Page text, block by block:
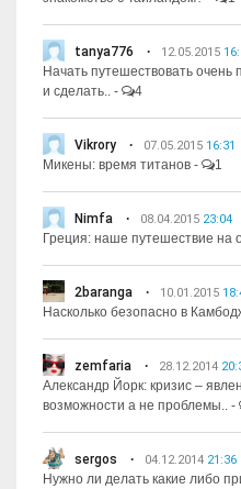
tanya776 12.05.2015
Начать путешествовать очень
и сделать.. - 4
Vikrory 07.05.2015 16:31
Микены: время титанов - 1
Nimfa 08.04.2015 23:04
Греция: наше путешествие на
2baranga 10.01.2015
Насколько безопасно в
zemfaria 28.12.2014
Александр Йорк: кризис –
возможности а не проблемы.. -
sergos 04.12.2014 21:36
Нужно ли делать какие либо